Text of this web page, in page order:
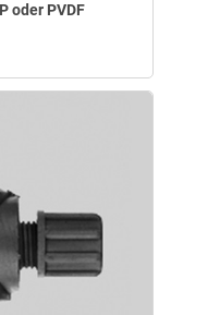
oder PVDF